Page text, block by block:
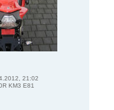
21:02
KM3 E81